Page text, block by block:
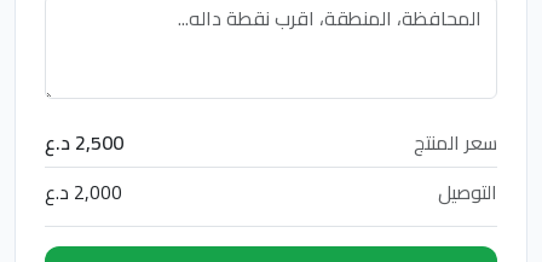
سعر المنتج
2,500 د.ع
التوصيل
2,000 د.ع